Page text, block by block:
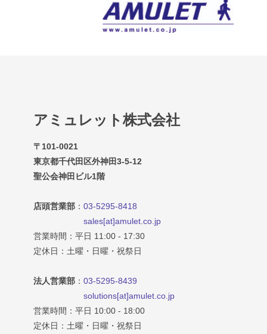
アミュレット株式会社
〒101-0021
東京都千代田区外神田3-5-12
聖公会神田ビル1階
店頭営業部 ： 03-5295-8418
sales[at]amulet.co.jp
営業時間：平日 11:00 - 17:30
定休日：土曜・日曜・祝祭日
法人営業部 ： 03-5295-8439
solutions[at]amulet.co.jp
営業時間：平日 10:00 - 18:00
定休日：土曜・日曜・祝祭日